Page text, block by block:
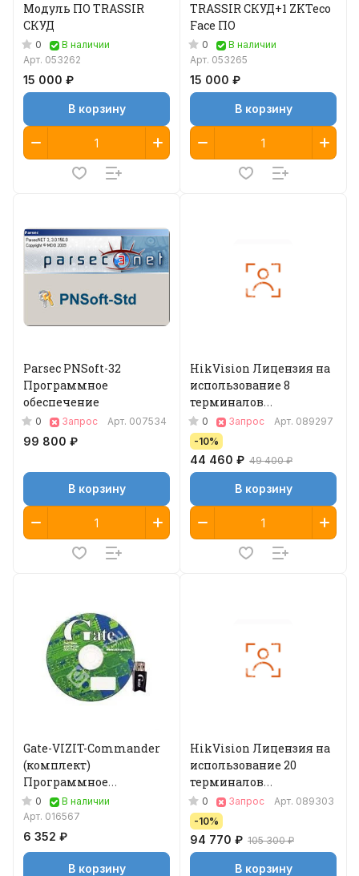
Модуль ПО TRASSIR
СКУД
0
В наличии
Арт. 053262
15 000 ₽
В корзину
TRASSIR СКУД+1 ZKTeco
Face ПО
0
В наличии
Арт. 053265
15 000 ₽
В корзину
Parsec PNSoft-32
Программное
обеспечение
0 Запрос Арт. 007534
99 800 ₽
В корзину
HikVision Лицензия на
использование 8
терминалов
распознавания лиц
0 Запрос Арт. 089297
-10%
44 460 ₽ 49 400 ₽
В корзину
Gate-VIZIT-Commander
(комплект)
Программное
обеспечение
0
В наличии
Арт. 016567
6 352 ₽
В корзину
HikVision Лицензия на
использование 20
терминалов
распознавания лиц
0 Запрос Арт. 089303
-10%
94 770 ₽ 105 300 ₽
В корзину